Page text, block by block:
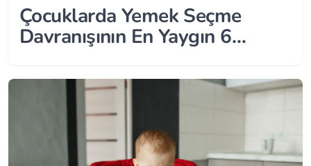
Çocuklarda Yemek Seçme
Davranışının En Yaygın 6